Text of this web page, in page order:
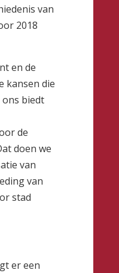
van
2018
en de
kansen die
biedt
de
doen we
van
van
stad
er een